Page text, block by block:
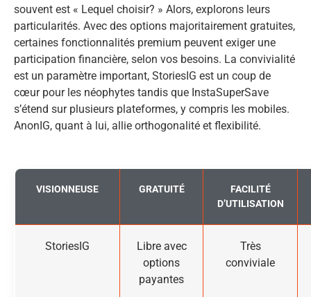
souvent est « Lequel choisir? » Alors, explorons leurs
particularités. Avec des options majoritairement gratuites,
certaines fonctionnalités premium peuvent exiger une
participation financière, selon vos besoins. La convivialité
est un paramètre important, StoriesIG est un coup de
cœur pour les néophytes tandis que InstaSuperSave
s’étend sur plusieurs plateformes, y compris les mobiles.
AnonIG, quant à lui, allie orthogonalité et flexibilité.
VISIONNEUSE GRATUITÉ
FACILITÉ
D’UTILISATION
StoriesIG
Libre avec
options
payantes
Très
conviviale